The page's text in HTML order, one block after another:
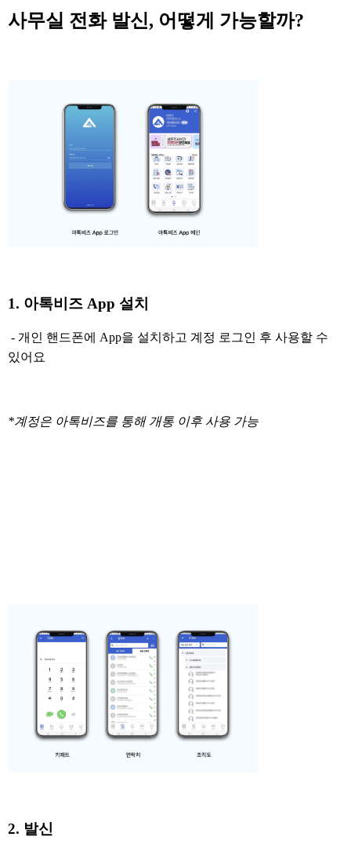
사무실 전화 발신, 어떻게 가능할까?
1. 아톡비즈 App 설치
- 개인 핸드폰에 App을 설치하고 계정 로그인 후 사용할 수
있어요
*계정은 아톡비즈를 통해 개통 이후 사용 가능
2. 발신